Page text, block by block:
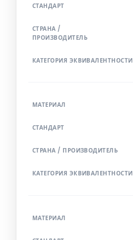
СТАНДАРТ
СТРАНА /
ПРОИЗВОДИТЕЛЬ
КАТЕГОРИЯ ЭКВИВАЛЕНТНОСТИ
МАТЕРИАЛ
СТАНДАРТ
СТРАНА / ПРОИЗВОДИТЕЛЬ
КАТЕГОРИЯ ЭКВИВАЛЕНТНОСТИ
МАТЕРИАЛ